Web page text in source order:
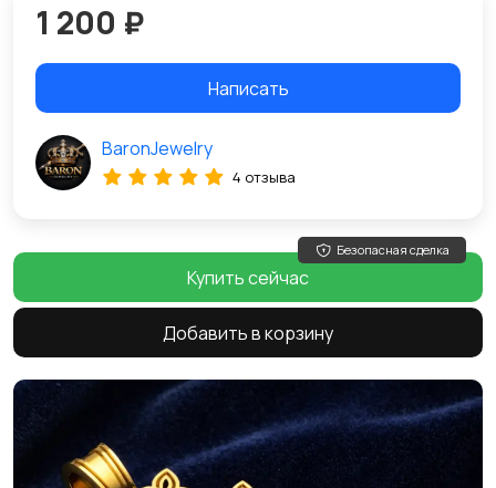
1 200 ₽
Написать
BaronJewelry
4 отзыва
Безопасная сделка
Купить сейчас
Добавить в корзину